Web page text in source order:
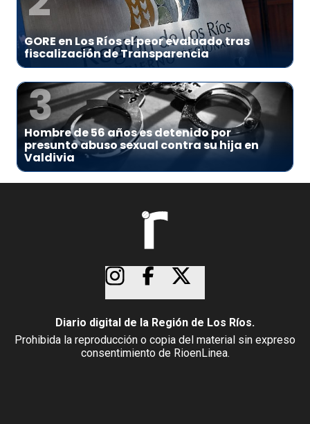
GORE en Los Ríos el peor evaluado tras
fiscalización de Transparencia
3
Hombre de 56 años es detenido por
presunto abuso sexual contra su hija en
Valdivia
Diario digital de la Región de Los Ríos.
Prohibida la reproducción o copia del material sin expreso
consentimiento de RioenLinea.